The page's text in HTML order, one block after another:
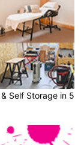
Self Storage in 5